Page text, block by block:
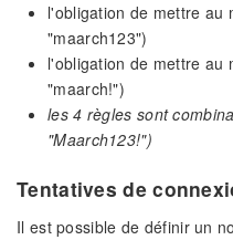
l'obligation de mettre au
"maarch123")
l'obligation de mettre au
"maarch!")
les 4 règles sont
"Maarch123!")
Tentatives de
Il est possible de définir un